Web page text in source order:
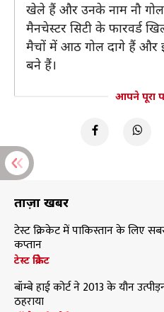
खेले हैं और उनके नाम नौ गोल
मैनचेस्टर सिटी के फारवर्ड
मैचों में आठ गोल दागे हैं और
बने हैं।
आपने पूरा
ताज़ा खबरें
टेस्ट क्रिकेट में पाकिस्तान के लिए
कप्तान
टेस्ट क्रिकेट
बॉम्बे हाई कोर्ट ने 2013 के यौन
ठहराया